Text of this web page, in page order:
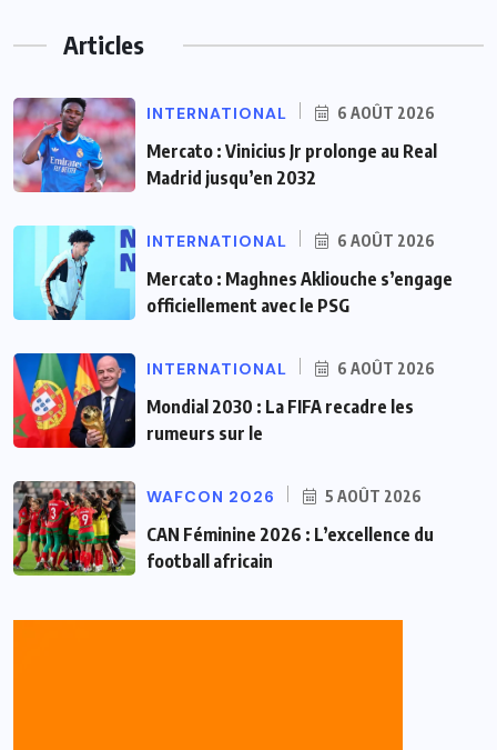
Articles
INTERNATIONAL 6 AOÛT 2026
Mercato : Vinicius Jr prolonge au Real
Madrid jusqu’en 2032
INTERNATIONAL 6 AOÛT 2026
Mercato : Maghnes Akliouche s’engage
officiellement avec le PSG
INTERNATIONAL 6 AOÛT 2026
Mondial 2030 : La FIFA recadre les
rumeurs sur le
WAFCON 2026 5 AOÛT 2026
CAN Féminine 2026 : L’excellence du
football africain